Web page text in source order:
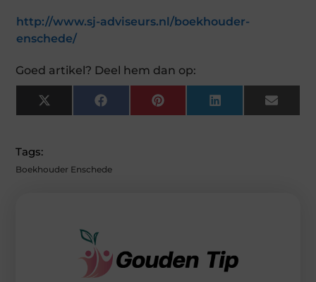
http://www.sj-adviseurs.nl/boekhouder-
enschede/
Goed artikel? Deel hem dan op:
X
(
E
F
A
O
K
P
I
L
I
E
M
Tags:
Boekhouder Enschede